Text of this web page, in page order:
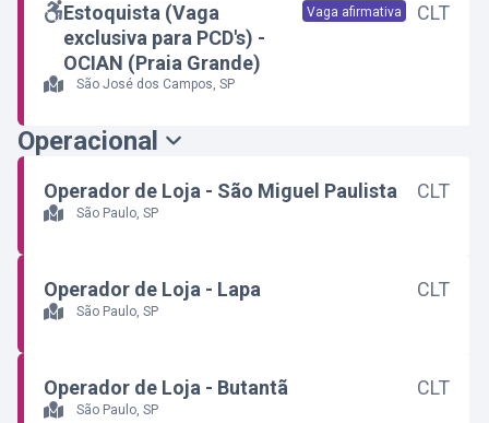
Estoquista (Vaga
exclusiva para PCD's) -
OCIAN (Praia Grande)
Vaga afirmativa CLT
São José dos Campos, SP
Operacional
Operador de Loja - São Miguel Paulista CLT
São Paulo, SP
Operador de Loja - Lapa CLT
São Paulo, SP
Operador de Loja - Butantã CLT
São Paulo, SP